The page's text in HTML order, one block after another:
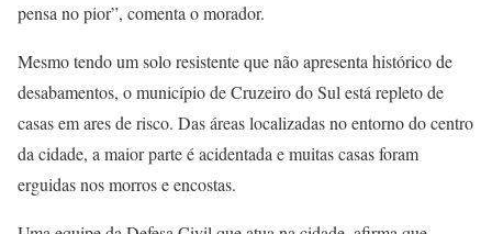
pensa no pior”, comenta o morador.
Mesmo tendo um solo resistente que não apresenta histórico de
desabamentos, o município de Cruzeiro do Sul está repleto de
casas em ares de risco. Das áreas localizadas no entorno do centro
da cidade, a maior parte é acidentada e muitas casas foram
erguidas nos morros e encostas.